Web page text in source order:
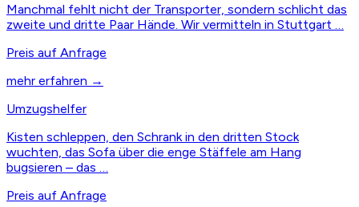
Manchmal fehlt nicht der Transporter, sondern schlicht das
zweite und dritte Paar Hände. Wir vermitteln in Stuttgart …
Preis auf Anfrage
mehr erfahren →
Umzugshelfer
Kisten schleppen, den Schrank in den dritten Stock
wuchten, das Sofa über die enge Stäffele am Hang
bugsieren – das …
Preis auf Anfrage